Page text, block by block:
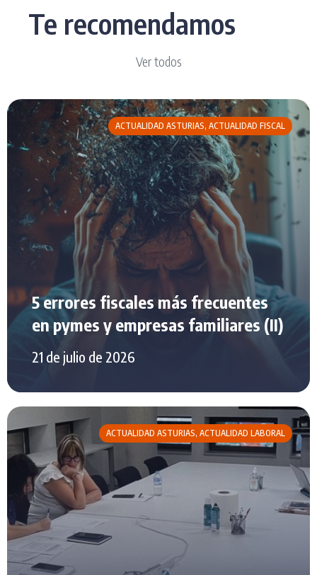
Te recomendamos
Ver todos
ACTUALIDAD ASTURIAS, ACTUALIDAD FISCAL
5 errores fiscales más frecuentes
en pymes y empresas familiares (II)
21 de julio de 2026
ACTUALIDAD ASTURIAS, ACTUALIDAD LABORAL